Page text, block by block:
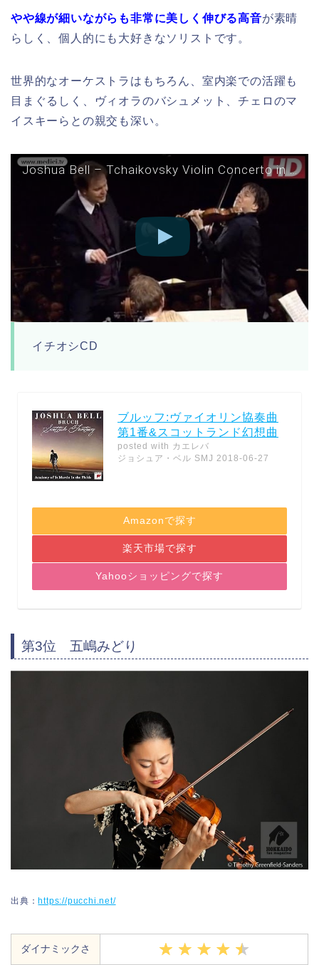
やや線が細いながらも非常に美しく伸びる高音が素晴
らしく、個人的にも大好きなソリストです。
世界的なオーケストラはもちろん、室内楽での活躍も
目まぐるしく、ヴィオラのバシュメット、チェロのマ
イスキーらとの親交も深い。
Joshua Bell – Tchaikovsky Violin Concerto in D major
イチオシCD
ブルッフ:ヴァイオリン協奏曲
第1番&スコットランド幻想曲
posted with カエレバ
ジョシュア・ベル SMJ 2018-06-27
Amazonで探す
楽天市場で探す
Yahooショッピングで探す
第3位 五嶋みどり
出典：https://pucchi.net/
ダイナミックさ